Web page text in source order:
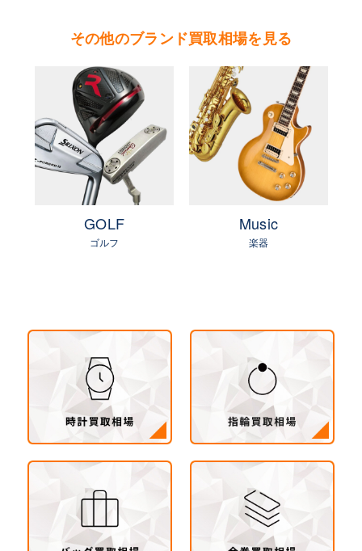
ロ、タナグラ、ポセションなどがある。
やまご質店 ピアジェの買取可能エリア
茨城県 県央地区（水戸市・ひたちなか市・茨城
町・小美玉市・笠間市・東海村・大洗町・城里
町）
茨城県 県北地区（北茨城市・高萩市・常陸太田
市・大子町・日立市・常陸大宮市）
茨城県 鹿行地区（鉾田市・行方市・鹿嶋市・石
市・龍ヶ崎市・取手市・利根町・河内町・つくば
みらい市・守谷市）
茨城県 県西地区（桜川市・筑西市・下妻市・常
総市・坂東市・結城市・古川市・境町・五霞町）
その他のブランド買取相場を見る
GOLF
ゴルフ
Music
楽器